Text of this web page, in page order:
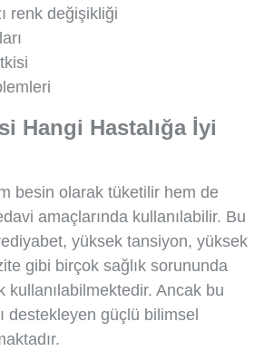
renk değişikliği
Hangi Hastalığa İyi
besin olarak tüketilir hem de
amaçlarında kullanılabilir. Bu
yüksek tansiyon, yüksek
gibi birçok sağlık sorununda
kullanılabilmektedir. Ancak bu
destekleyen güçlü bilimsel